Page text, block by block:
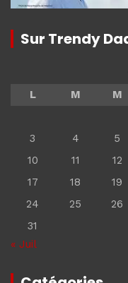
Sur Trendy
L
M M
3
4 5
10
11 12
17
18 19
24
25 26
31
« Juil